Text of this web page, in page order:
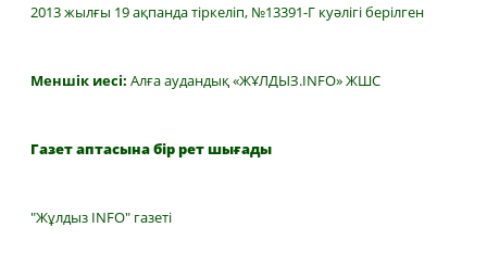
2013 жылғы 19 ақпанда тіркеліп, №13391-Г куәлігі берілген
Меншік иесі: Алға аудандық «ЖҰЛДЫЗ.INFO» ЖШС
Газет аптасына бір рет шығады
"Жұлдыз INFO" газеті